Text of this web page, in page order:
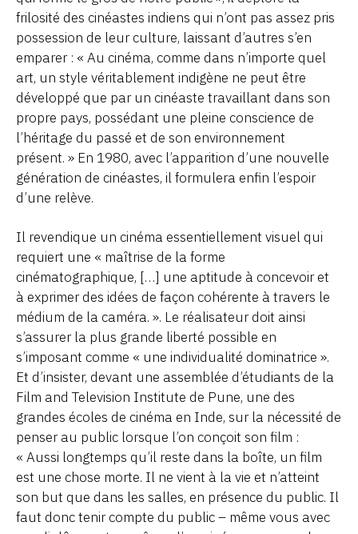
frilosité des cinéastes indiens qui n’ont pas assez pris
possession de leur culture, laissant d’autres s’en
emparer : « Au cinéma, comme dans n’importe quel
art, un style véritablement indigène ne peut être
développé que par un cinéaste travaillant dans son
propre pays, possédant une pleine conscience de
l’héritage du passé et de son environnement
présent. » En 1980, avec l’apparition d’une nouvelle
génération de cinéastes, il formulera enfin l’espoir
d’une relève.
Il revendique un cinéma essentiellement visuel qui
requiert une « maîtrise de la forme
cinématographique, […] une aptitude à concevoir et
à exprimer des idées de façon cohérente à travers le
médium de la caméra. ». Le réalisateur doit ainsi
s’assurer la plus grande liberté possible en
s’imposant comme « une individualité dominatrice ».
Et d’insister, devant une assemblée d’étudiants de la
Film and Television Institute de Pune, une des
grandes écoles de cinéma en Inde, sur la nécessité de
penser au public lorsque l’on conçoit son film :
« Aussi longtemps qu’il reste dans la boîte, un film
est une chose morte. Il ne vient à la vie et n’atteint
son but que dans les salles, en présence du public. Il
faut donc tenir compte du public – même vous avec